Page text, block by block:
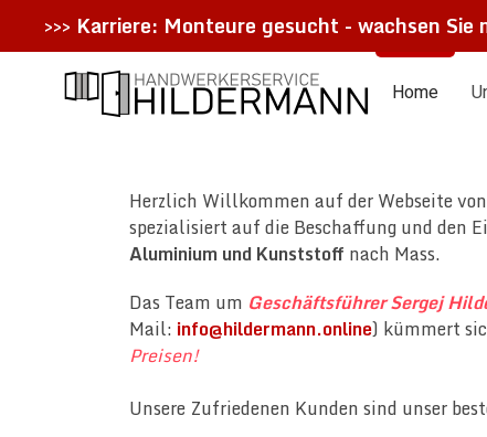
>>> Karriere: Monteure gesucht - wachsen Sie
Home
Herzlich Willkommen auf der Webseite von
spezialisiert auf die Beschaffung und den
Aluminium und Kunststoff nach Mass.
Das Team um Geschäftsführer Sergej
Mail: info@hildermann.online) kümmert
Preisen!
Unsere Zufriedenen Kunden sind unser